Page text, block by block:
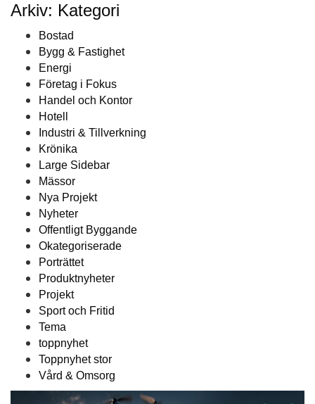
Arkiv: Kategori
Bostad
Bygg & Fastighet
Energi
Företag i Fokus
Handel och Kontor
Hotell
Industri & Tillverkning
Krönika
Large Sidebar
Mässor
Nya Projekt
Nyheter
Offentligt Byggande
Okategoriserade
Porträttet
Produktnyheter
Projekt
Sport och Fritid
Tema
toppnyhet
Toppnyhet stor
Vård & Omsorg